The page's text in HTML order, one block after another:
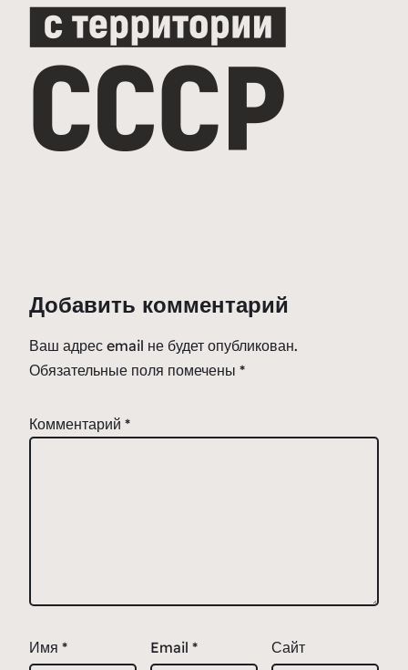
Добавить комментарий
Ваш адрес email не будет опубликован.
Обязательные поля помечены *
Комментарий *
Имя * Email * Сайт